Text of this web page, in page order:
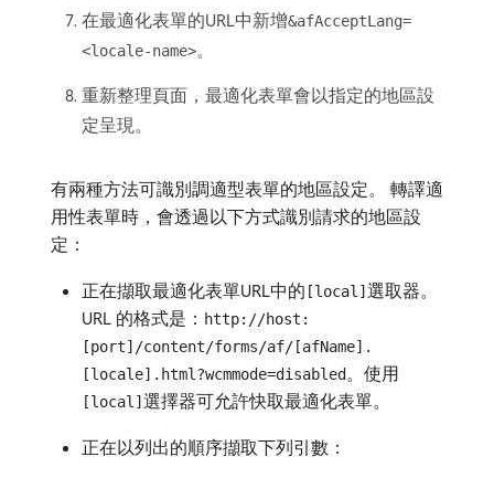
在最適化表單的URL中新增&afAcceptLang=
<locale-name>。
重新整理頁面，最適化表單會以指定的地區設
定呈現。
有兩種方法可識別調適型表單的地區設定。 轉譯適
用性表單時，會透過以下方式識別請求的地區設
定：
正在擷取最適化表單URL中的 [local] 選取器。
URL 的格式是： http://host:
[port]/content/forms/af/[afName].
[locale].html?wcmmode=disabled。使用
[local] 選擇器可允許快取最適化表單。
正在以列出的順序擷取下列引數：